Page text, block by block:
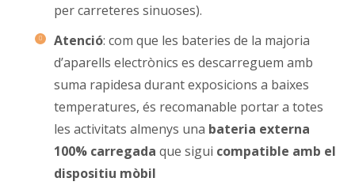
per carreteres sinuoses).
Atenció: com que les bateries de la majoria
d’aparells electrònics es descarreguem amb
suma rapidesa durant exposicions a baixes
temperatures, és recomanable portar a totes
les activitats almenys una bateria externa
100% carregada que sigui compatible amb el
dispositiu mòbil